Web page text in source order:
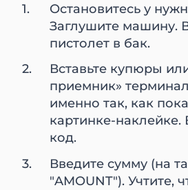
Остановитесь у
Заглушите машину.
пистолет в бак.
Вставьте купюры
приемник»
именно так, как
картинке-наклейке.
код.
Введите сумму (на
"AMOUNT"). Учтите,